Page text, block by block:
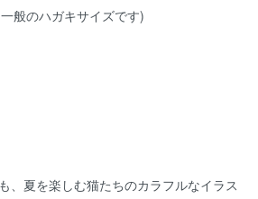
般のハガキサイズです)
、夏を楽しむ猫たちのカラフルなイラス